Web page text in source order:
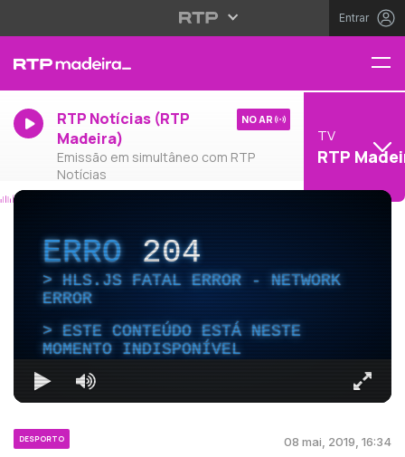
Entrar
RTP Notícias (RTP
Madeira)
Emissão em simultâneo com RTP
Notícias
NO AR
TV
RTP
ERRO204
HLS.JS FATAL ERROR - NETWORK
ERROR
ESTE CONTEÚDO ESTÁ NESTE
MOMENTO INDISPONÍVEL
DESPORTO 08 mai, 2019, 16:34